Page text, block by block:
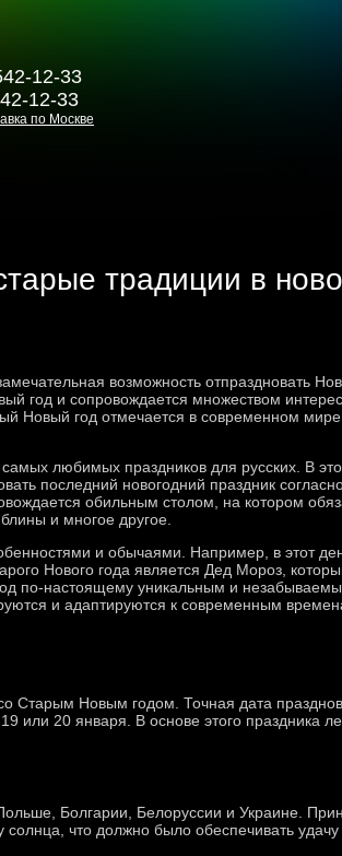
12-33
12-33
по Москве
традиции в
возможность отпраздновать
год и сопровождается множеством
Новый год отмечается в современном
любимых праздников для русских. В
последний новогодний праздник
обильным столом, на котором
и многое другое.
и обычаями. Например, в этот
Нового года является Дед Мороз,
по-настоящему уникальным и
и адаптируются к современным
Старым Новым годом. Точная дата
или 20 января. В основе этого праздника
Болгарии, Белоруссии и Украине.
что должно было обеспечивать